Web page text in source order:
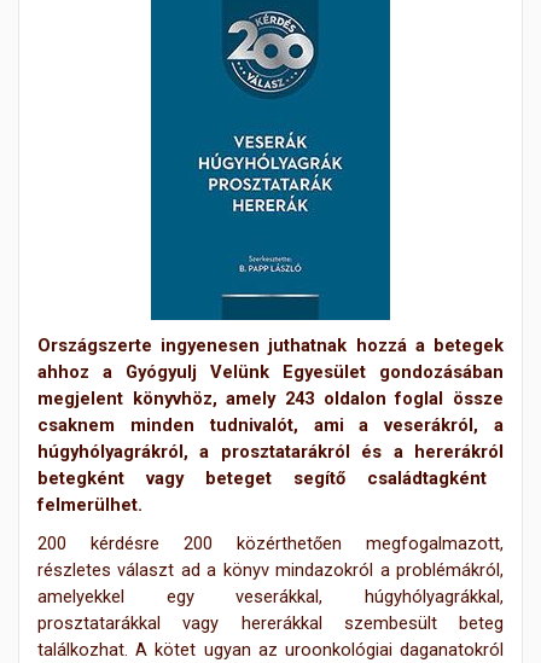
Országszerte ingyenesen juthatnak hozzá a betegek
ahhoz a Gyógyulj Velünk Egyesület gondozásában
megjelent könyvhöz, amely 243 oldalon foglal össze
csaknem minden tudnivalót, ami a veserákról, a
húgyhólyagrákról, a prosztatarákról és a hererákról
betegként vagybeteget segítő családtagként
felmerülhet.
200 kérdésre 200 közérthetően megfogalmazott,
részletes választ ad a könyv mindazokról a problémákról,
amelyekkel egy veserákkal, húgyhólyagrákkal,
prosztatarákkal vagy hererákkal szembesült beteg
találkozhat. A kötet ugyan az uroonkológiai daganatokról